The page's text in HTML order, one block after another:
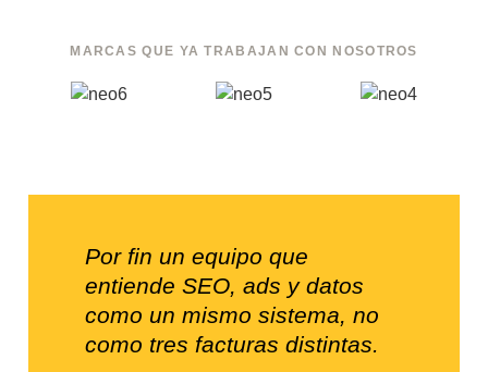
MARCAS QUE YA TRABAJAN CON NOSOTROS
Por fin un equipo que
entiende SEO, ads y datos
como un mismo sistema, no
como tres facturas distintas.